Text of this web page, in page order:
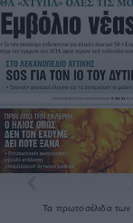
Τα πρωτοσέλιδατων